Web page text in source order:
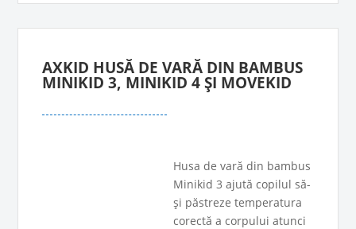
AXKID HUSĂ DE VARĂ DIN BAMBUS
MINIKID 3, MINIKID 4 ȘI MOVEKID
Husa de vară din bambus
Minikid 3 ajută copilul să-
și păstreze temperatura
corectă a corpului atunci